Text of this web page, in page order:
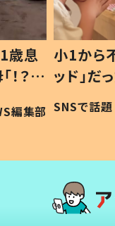
歳息
？」
編集部
小1から
ッド」
作り続
#令和の子
SNSで話題